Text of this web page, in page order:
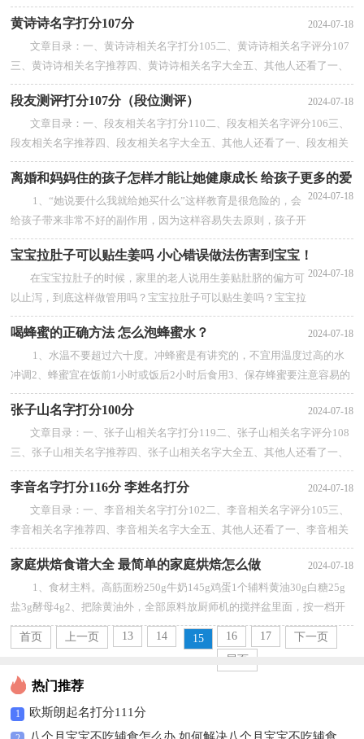
喂奶、喂奶的时候不时地和宝宝说... 【查看全部】
黄诗诗名字打分107分 2024-07-18
文章目录：一、黄诗诗相关名字打分105二、黄诗诗相关名字评分107
三、黄诗诗相关名字推荐四、黄诗诗相关名字大全五、其他人还看了一、
黄诗诗相关名字打分105黄美洁黄... 【查看全部】
段友测评打分107分（段位测评） 2024-07-18
文章目录：一、段友相关名字打分110二、段友相关名字评分106三、
段友相关名字推荐四、段友相关名字大全五、其他人还看了一、段友相关
名字打分110段志强段利涛段一段... 【查看全部】
离婚和妈妈住的孩子怎样才能让她健康成长 给孩子更多的爱
2024-07-18
1、“她说要什么我就给她买什么”这样教育是很危险的，会
给孩子带来非常不好的副作用，因为这样容易失去原则，孩子开
始是无意识无目地的要求,到后来孩子会因为控制了您...【查看全
部】
宝宝拉肚子可以贴生姜吗 小心错误做法伤害到宝宝！
2024-07-18
在宝宝拉肚子的时候，家里的老人说用生姜贴肚脐的偏方可
以止泻，到底这样做管用吗？宝宝拉肚子可以贴生姜吗？宝宝拉
肚子可以贴生姜吗
不建议贴。 生姜贴肚脐...
喝蜂蜜的正确方法 怎么泡蜂蜜水？ 2024-07-18
1、水温不要超过六十度。冲蜂蜜是有讲究的，不宜用温度过高的水
冲调2、蜂蜜宜在饭前1小时或饭后2小时后食用3、保存蜂蜜要注意容易的
密封性，蜂蜜虽然说千年不腐，但是它...【查看全部】
张子山名字打分100分 2024-07-18
文章目录：一、张子山相关名字打分119二、张子山相关名字评分108
三、张子山相关名字推荐四、张子山相关名字大全五、其他人还看了一、
张子山相关名字打分119张鹂张守... 【查看全部】
李音名字打分116分 李姓名打分 2024-07-18
文章目录：一、李音相关名字打分102二、李音相关名字评分105三、
李音相关名字推荐四、李音相关名字大全五、其他人还看了一、李音相关
名字打分102李咏芝李小文李纤橙... 【查看全部】
家庭烘焙食谱大全 最简单的家庭烘焙怎么做 2024-07-18
1、食材主料。高筋面粉250g牛奶145g鸡蛋1个辅料黄油30g白糖25g
盐3g酵母4g2、把除黄油外，全部原料放厨师机的搅拌盆里面，按一档开
始搅拌，搅拌开始后厨师机会自动跳到二...【查看全部】
首页 上一页 13 14 15 16 17
下一页
尾页
热门推荐
1 欧斯朗起名打分111分